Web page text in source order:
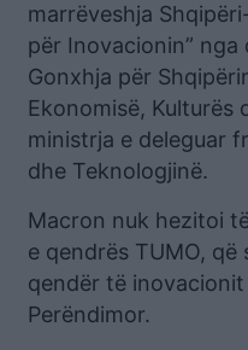
marrëveshja
për Inovacionin”
Gonxhja për
Ekonomisë, Kulturës
ministrja e deleguar
dhe Teknologjinë.
Macron nuk hezitoi
e qendrës TUMO,
qendër të
Perëndimor.